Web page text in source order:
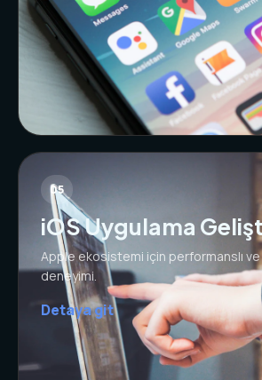
05
iOS Uygulama
Apple ekosistemi için performanslı
deneyimi.
Detaya git